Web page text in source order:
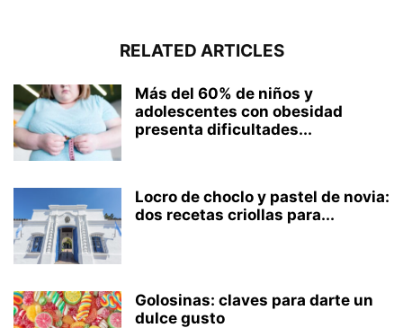
RELATED ARTICLES
Más del 60% de niños y
adolescentes con obesidad
presenta dificultades...
Locro de choclo y pastel de novia:
dos recetas criollas para...
Golosinas: claves para darte un
dulce gusto